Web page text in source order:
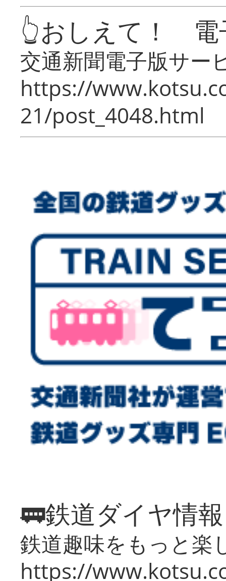
👆おしえて！ 電
交通新聞電子版サー
https://
21/post_4048.html
🚃鉄道ダイヤ情
鉄道趣味をもっと楽
https://